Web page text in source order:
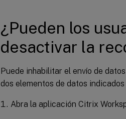
¿Pueden los
desactivar la
Puede inhabilitar el envío de
dos elementos de datos
Abra la aplicación Citrix